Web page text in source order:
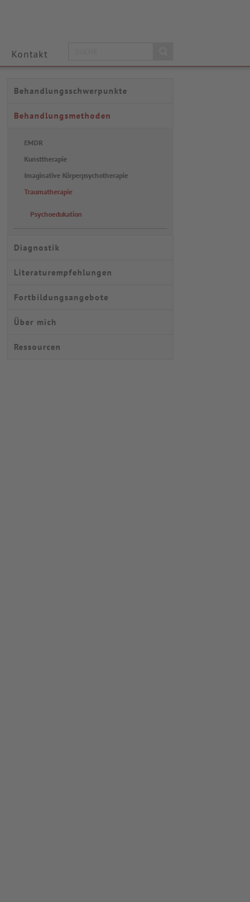
Kontakt
Behandlungsschwerpunkte
Behandlungsmethoden
EMDR
Kunsttherapie
Imaginative Körperpsychotherapie
Traumatherapie
Psychoedukation
Diagnostik
Literaturempfehlungen
Fortbildungsangebote
Über mich
Ressourcen